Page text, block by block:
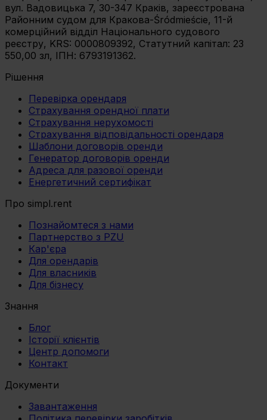
вул. Вадовицька 7, 30-347 Краків, зареєстрована
Районним судом для Кракова-Śródmieście, 11-й
комерційний відділ Національного судового
реєстру, KRS: 0000809392, Статутний капітал: 23
550,00 зл, ІПН: 6793191362.
Рішення
Перевірка орендаря
Страхування орендної плати
Страхування нерухомості
Страхування відповідальності орендаря
Шаблони договорів оренди
Генератор договорів оренди
Адреса для разової оренди
Енергетичний сертифікат
Про simpl.rent
Познайомтеся з нами
Партнерство з PZU
Кар'єра
Для орендарів
Для власників
Для бізнесу
Знання
Блог
Історії клієнтів
Центр допомоги
Контакт
Документи
Завантаження